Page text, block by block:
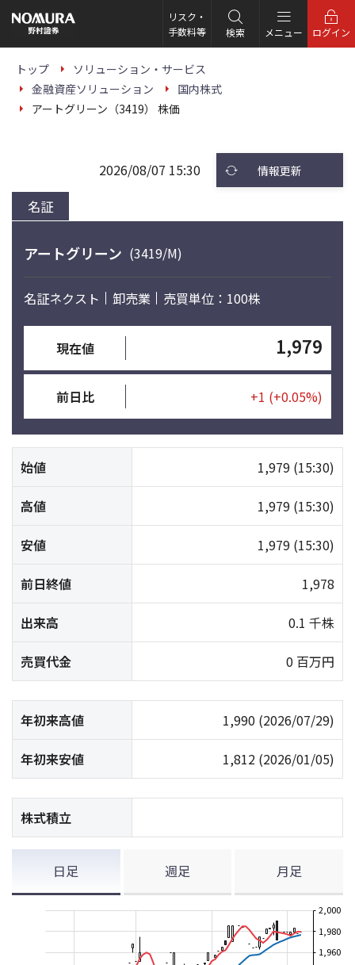
の
ー
リスク・
手数料等
検索 メニュー ログイン
トップ
ソリューション・サービス
金融資産ソリューション
国内株式
アートグリーン（3419） 株価
名証
2026/08/07 15:30 情報更新
アートグリーン (3419/M)
名証ネクスト 卸売業 売買単位：100株
現在値 1,979
前日比 +1 (+0.05%)
始値 1,979 (15:30)
高値 1,979 (15:30)
安値 1,979 (15:30)
前日終値 1,978
出来高 0.1 千株
売買代金 0 百万円
年初来高値 1,990 (2026/07/29)
年初来安値 1,812 (2026/01/05)
株式積立
日足 週足 月足
1,960
1,980
2,000